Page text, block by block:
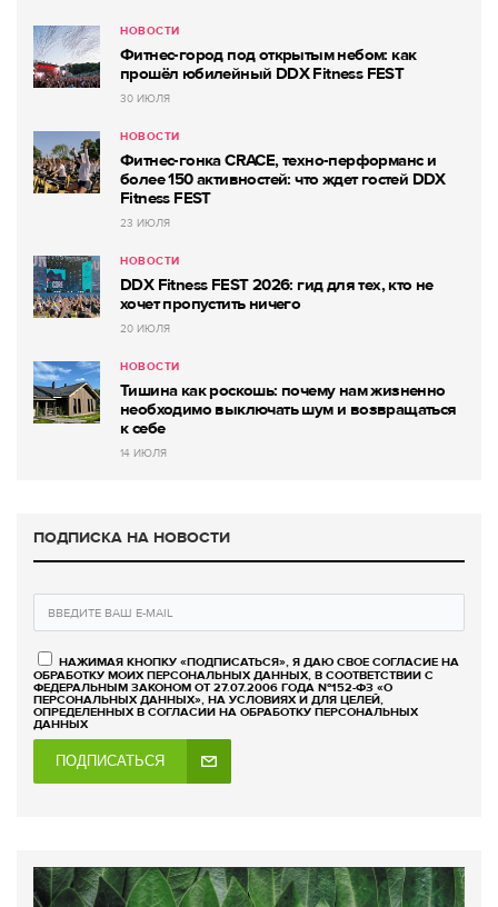
НОВОСТИ
Фитнес-город под открытым небом: как
прошёл юбилейный DDX Fitness FEST
30 ИЮЛЯ
НОВОСТИ
Фитнес-гонка CRACE, техно-перформанс и
более 150 активностей: что ждет гостей DDX
Fitness FEST
23 ИЮЛЯ
НОВОСТИ
DDX Fitness FEST 2026: гид для тех, кто не
хочет пропустить ничего
20 ИЮЛЯ
НОВОСТИ
Тишина как роскошь: почему нам жизненно
необходимо выключать шум и возвращаться
к себе
14 ИЮЛЯ
ПОДПИСКА НА НОВОСТИ
НАЖИМАЯ КНОПКУ «ПОДПИСАТЬСЯ», Я ДАЮ СВОЕ СОГЛАСИЕ НА
ОБРАБОТКУ МОИХ ПЕРСОНАЛЬНЫХ ДАННЫХ, В СООТВЕТСТВИИ С
ФЕДЕРАЛЬНЫМ ЗАКОНОМ ОТ 27.07.2006 ГОДА №152-ФЗ «О
ПЕРСОНАЛЬНЫХ ДАННЫХ», НА УСЛОВИЯХ И ДЛЯ ЦЕЛЕЙ,
ОПРЕДЕЛЕННЫХ В СОГЛАСИИ НА ОБРАБОТКУ ПЕРСОНАЛЬНЫХ
ДАННЫХ
ПОДПИСАТЬСЯ